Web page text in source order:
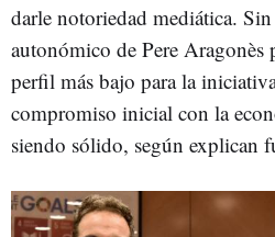
darle notoriedad mediática.
autonómico de Pere Aragonès
perfil más bajo para la
compromiso inicial con la
siendo sólido, según explican